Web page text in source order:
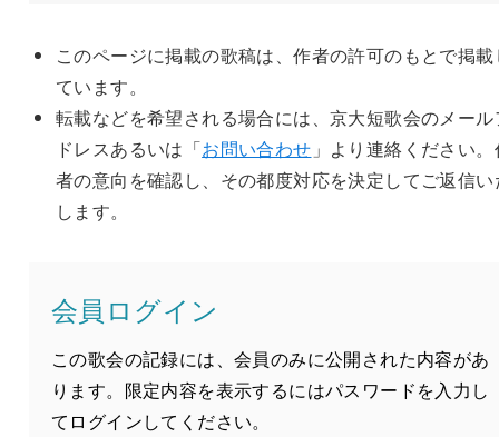
このページに掲載の歌稿は、作者の許可のもとで掲載
ています。
転載などを希望される場合には、京大短歌会のメール
ドレスあるいは「お問い合わせ 」より連絡ください
者の意向を確認し、その都度対応を決定してご返信い
します。
会員ログイン
この歌会の記録には、会員のみに公開された内容があ
ります。限定内容を表示するにはパスワードを入力し
てログインしてください。